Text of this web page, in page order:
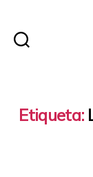
Etiqueta: